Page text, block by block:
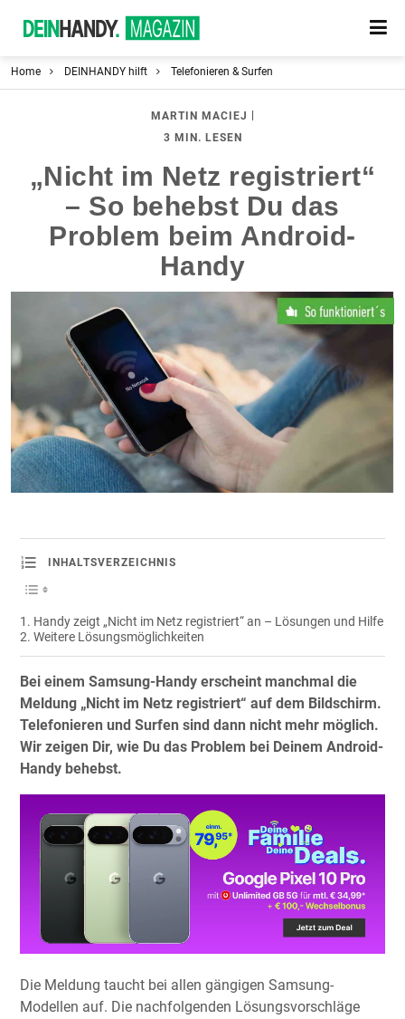
Home DEINHANDY hilft Telefonieren & Surfen
MARTIN MACIEJ
3 MIN. LESEN
„Nicht im Netz registriert“
– So behebst Du das
Problem beim Android-
Handy
INHALTSVERZEICHNIS
Handy zeigt „Nicht im Netz registriert“ an – Lösungen und Hilfe
Weitere Lösungsmöglichkeiten
Bei einem Samsung-Handy erscheint manchmal die
Meldung „Nicht im Netz registriert“ auf dem Bildschirm.
Telefonieren und Surfen sind dann nicht mehr möglich.
Wir zeigen Dir, wie Du das Problem bei Deinem Android-
Handy behebst.
Die Meldung taucht bei allen gängigen Samsung-
Modellen auf. Die nachfolgenden Lösungsvorschläge